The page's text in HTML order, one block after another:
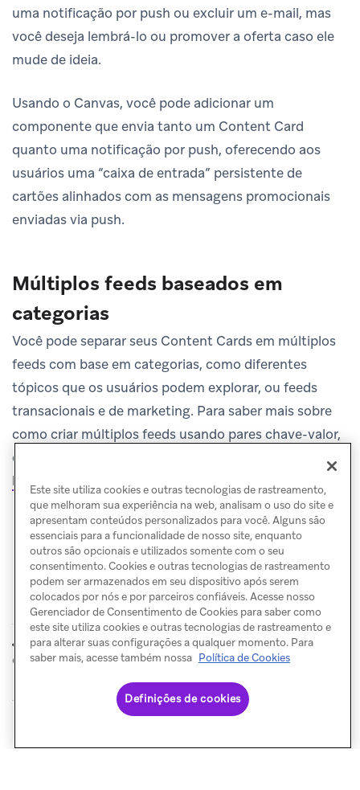
uma notificação por push ou excluir um e-mail, mas
você deseja lembrá-lo ou promover a oferta caso ele
mude de ideia.
Usando o Canvas, você pode adicionar um
componente que envia tanto um Content Card
quanto uma notificação por push, oferecendo aos
usuários uma “caixa de entrada” persistente de
cartões alinhados com as mensagens promocionais
enviadas via push.
Múltiplos feeds baseados em
categorias
Você pode separar seus Content Cards em múltiplos
feeds com base em categorias, como diferentes
tópicos que os usuários podem explorar, ou feeds
transacionais e de marketing. Para saber mais sobre
como criar múltiplos feeds usando pares chave-valor,
confira nosso guia para
Personalizar feeds de Content Cards
ANTERIORPropriedades
de entrada persistentes
PRÓXIMO
Mensagens no
© Braze. All Rights Reserved Privacy Policy
Este site utiliza cookies e outras tecnologias de rastreamento,
que melhoram sua experiência na web, analisam o uso do site e
apresentam conteúdos personalizados para você. Alguns são
essenciais para a funcionalidade de nosso site, enquanto
outros são opcionais e utilizados somente com o seu
consentimento. Cookies e outras tecnologias de rastreamento
podem ser armazenados em seu dispositivo após serem
colocados por nós e por parceiros confiáveis. Acesse nosso
Gerenciador de Consentimento de Cookies para saber como
este site utiliza cookies e outras tecnologias de rastreamento e
para alterar suas configurações a qualquer momento. Para
saber mais, acesse também nossa Política de Cookies
Definições de cookies